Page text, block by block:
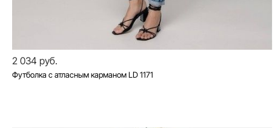
2 034 руб.
Футболка с атласным карманом LD 1171